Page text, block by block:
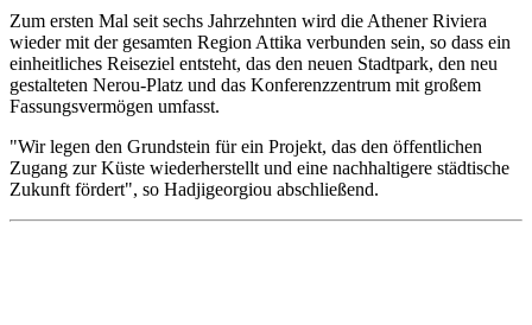
Zum ersten Mal seit sechs Jahrzehnten wird die Athener Riviera
wieder mit der gesamten Region Attika verbunden sein, so dass ein
einheitliches Reiseziel entsteht, das den neuen Stadtpark, den neu
gestalteten Nerou-Platz und das Konferenzzentrum mit großem
Fassungsvermögen umfasst.
"Wir legen den Grundstein für ein Projekt, das den öffentlichen
Zugang zur Küste wiederherstellt und eine nachhaltigere städtische
Zukunft fördert", so Hadjigeorgiou abschließend.